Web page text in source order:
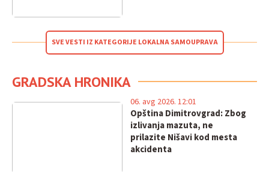
SVE VESTI IZ KATEGORIJE LOKALNA SAMOUPRAVA
GRADSKA HRONIKA
Opština Dimitrovgrad: Zbog
izlivanja mazuta, ne
prilazite Nišavi kod mesta
akcidenta
06. avg 2026. 12:01